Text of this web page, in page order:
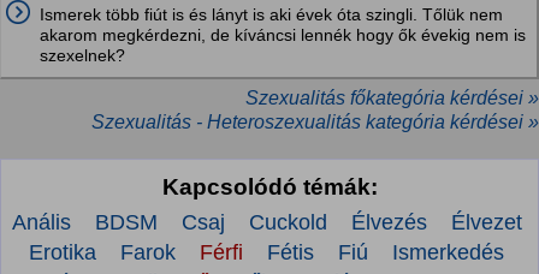
Ismerek több fiút is és lányt is aki évek óta szingli. Tőlük nem
akarom megkérdezni, de kíváncsi lennék hogy ők évekig nem is
szexelnek?
Szexualitás főkategória kérdései »
Szexualitás - Heteroszexualitás kategória kérdései »
Kapcsolódó témák:
Anális BDSM Csaj Cuckold Élvezés
Élvezet
Erotika
Farok Férfi Fétis Fiú
Ismerkedés